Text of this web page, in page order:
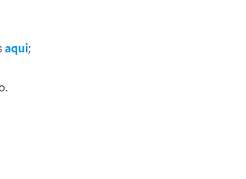
aqui;